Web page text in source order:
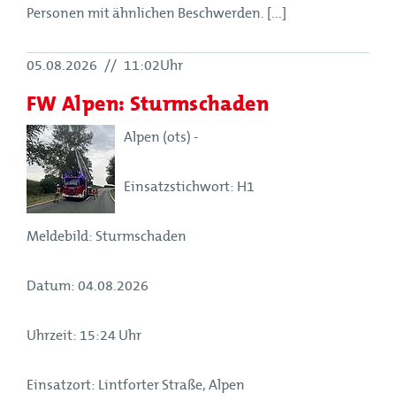
Personen mit ähnlichen Beschwerden. [...]
05.08.2026 // 11:02Uhr
FW Alpen: Sturmschaden
Alpen (ots) -
Einsatzstichwort: H1
Meldebild: Sturmschaden
Datum: 04.08.2026
Uhrzeit: 15:24 Uhr
Einsatzort: Lintforter Straße, Alpen